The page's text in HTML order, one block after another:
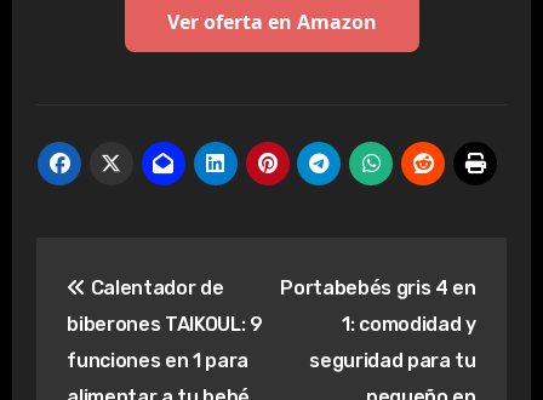
Ver oferta en Amazon
de
entradas
Calentador de
biberones TAIKOUL: 9
funciones en 1 para
Portabebés gris 4 en
1: comodidad y
seguridad para tu